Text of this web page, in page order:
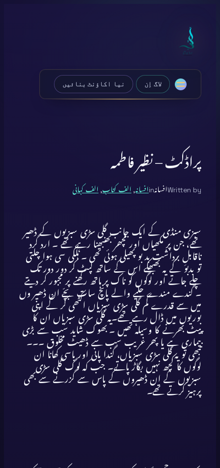
content
لاگ اِن نیا اکاؤنٹ بنائیں
پراڈکٹ – نظیر فاطمہ
Written byافسانہinافسانہ, الف کتاب, الف کہانی
سبزی منڈی کے ایک جانب گلی سڑی سبزیوں کے ڈھیر
تھے، جن پر مکھیاں اور مچھر بھنبھنا رہے تھے ۔ ارد گرد
ناقابلِ برداشت بد بو پھیلی ہوئی تھی ۔ ہلکی سی ہوا چلتی
تو بدبو کے یہ بھبھکے اس کے ساتھ لپٹ کر دور دور تک
چلے جاتے اور لوگوں کو ناک پر ہاتھ رکھنے پر مجبور کر دیتے
۔ گندے مندے حلیے والے پانچ سات بچّے ان ڈھیر وں
میں سے قدرے کم گلی سڑی سبزیاں اکٹھی کر کے اپنی
بوریوں میں ڈال رہے تھے۔یہ گلی سڑی سبزیاں ان کا
پیٹ بھرنے کا وسیلہ تھیں ۔ بھوک شاید سب سے بڑی
بیماری ہے یا پھر غریب سب سے ڈھیٹ مخلوق ۔۔۔
تبھی تو یہ گلی سڑی سبزیاں، گندا پانی اور باسی کھانا ان
لوگوں کا کچھ نہیں بگاڑ پاتے۔ جب کہ لوگ گلی سڑی
سبزیوں کے ان ڈھیروں کے پاس سے گزرنے سے بھی
پرہیز کرتے تھے۔